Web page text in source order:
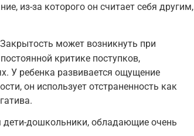
из-за которого он считает себя другим,
может возникнуть при
критике поступков,
У ребенка развивается ощущение
он использует отстраненность как
дети-дошкольники, обладающие очень